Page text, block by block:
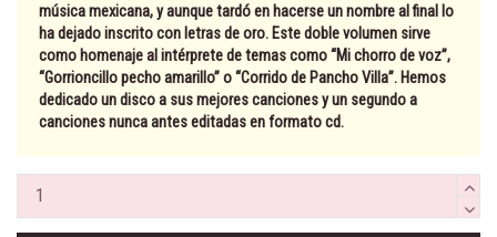
música mexicana, y aunque tardó en hacerse un nombre al final lo
ha dejado inscrito con letras de oro. Este doble volumen sirve
como homenaje al intérprete de temas como “Mi chorro de voz”,
“Gorrioncillo pecho amarillo” o “Corrido de Pancho Villa”. Hemos
dedicado un disco a sus mejores canciones y un segundo a
canciones nunca antes editadas en formato cd.